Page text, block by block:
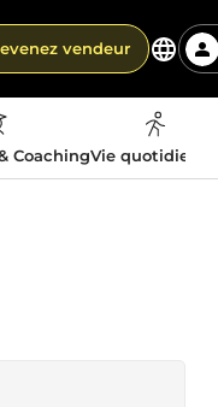
vendeur
CoachingVie